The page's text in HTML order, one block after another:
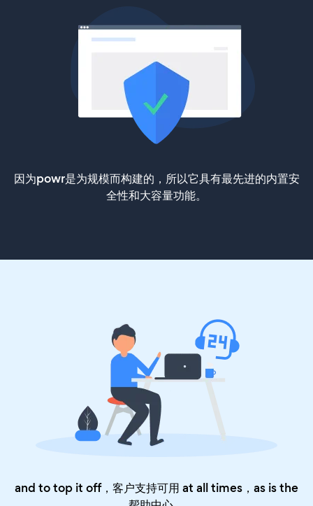
因为powr是为规模而构建的，所以它具有最先进的内置安
全性和大容量功能。
and to top it off，客户支持可用 at all times，as is the